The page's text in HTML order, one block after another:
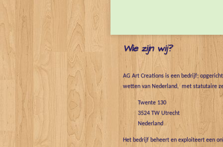
Wie zijn wij?
AG Art Creations is een bedrijf;
wetten van Nederland, met statutaire
Twente 130
3524 TW Utrecht
Nederland
Het bedrijf beheert en exploiteert een